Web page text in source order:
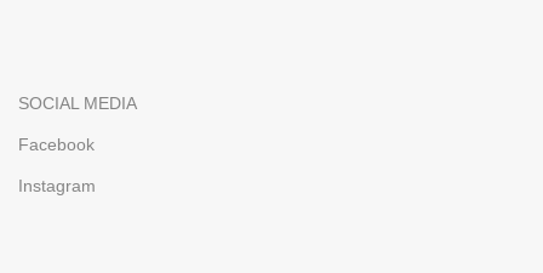
SOCIAL MEDIA
Facebook
Instagram